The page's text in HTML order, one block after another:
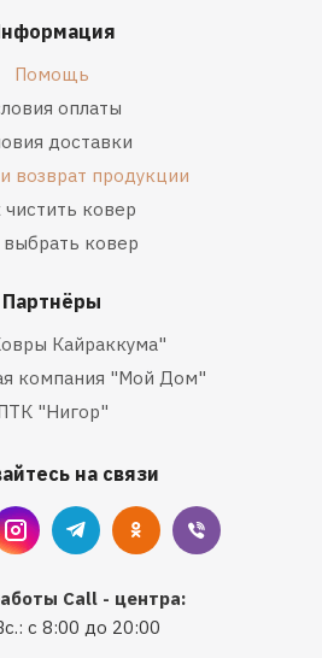
Помощь
оплаты
доставки
возврат продукции
чистить ковер
выбрать ковер
Партнёры
Кайраккума"
компания "Мой Дом"
"Нигор"
на связи
Call - центра:
с 8:00 до 20:00